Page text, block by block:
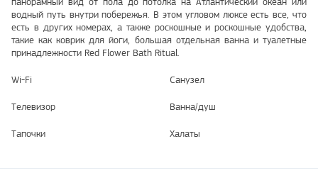
водный путь внутри побережья. В этом угловом люксе есть все, что
есть в других номерах, а также роскошные и роскошные удобства,
такие как коврик для йоги, большая отдельная ванна и туалетные
принадлежности Red Flower Bath Ritual.
Wi-Fi Санузел
Телевизор Ванна/душ
Тапочки Халаты